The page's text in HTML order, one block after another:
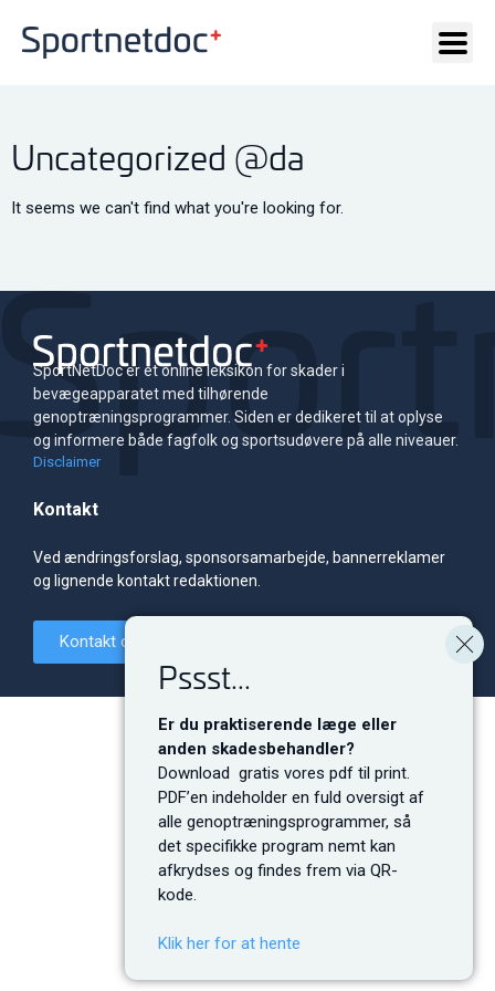
Pssst...
Er du praktiserende læge eller
anden skadesbehandler?
Download gratis vores pdf til print.
PDF’en indeholder en fuld oversigt af
alle genoptræningsprogrammer, så
det specifikke program nemt kan
afkrydses og findes frem via QR-
kode.
Klik her for at hente
Uncategorized @da
It seems we can't find what you're looking for.
SportNetDoc er et online leksikon for skader i
bevægeapparatet med tilhørende
genoptræningsprogrammer. Siden er dedikeret til at oplyse
og informere både fagfolk og sportsudøvere på alle niveauer.
Disclaimer
Kontakt
Ved ændringsforslag, sponsorsamarbejde, bannerreklamer
og lignende kontakt redaktionen.
Kontakt os